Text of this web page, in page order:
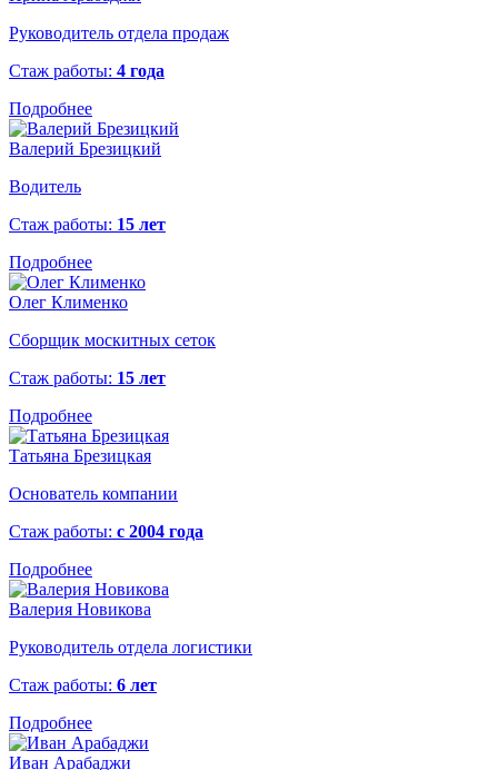
Руководитель отдела продаж
Стаж работы: 4 года
Подробнее
Валерий Брезицкий
Водитель
Стаж работы: 15 лет
Подробнее
Олег Клименко
Сборщик москитных сеток
Стаж работы: 15 лет
Подробнее
Татьяна Брезицкая
Основатель компании
Стаж работы: с 2004 года
Подробнее
Валерия Новикова
Руководитель отдела логистики
Стаж работы: 6 лет
Подробнее
Иван Арабаджи